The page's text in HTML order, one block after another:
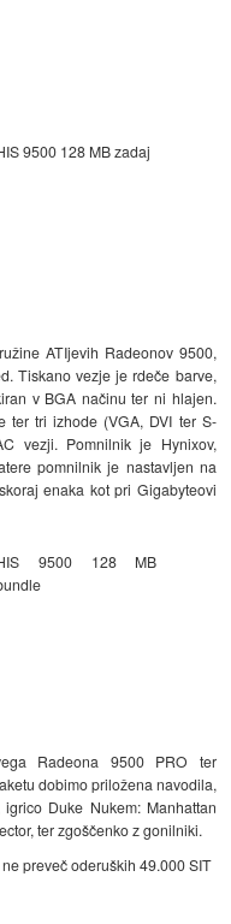
9500 128 MB zadaj
ATIjevih Radeonov 9500,
Tiskano vezje je rdeče barve,
v BGA načinu ter ni hlajen.
ter tri izhode (VGA, DVI ter S-
vezji. Pomnilnik je Hynixov,
pomnilnik je nastavljen na
enaka kot pri Gigabyteovi
9500 128 MB
Radeona 9500 PRO ter
dobimo priložena navodila,
Duke Nukem: Manhattan
ter zgoščenko z gonilniki.
preveč oderuških 49.000 SIT